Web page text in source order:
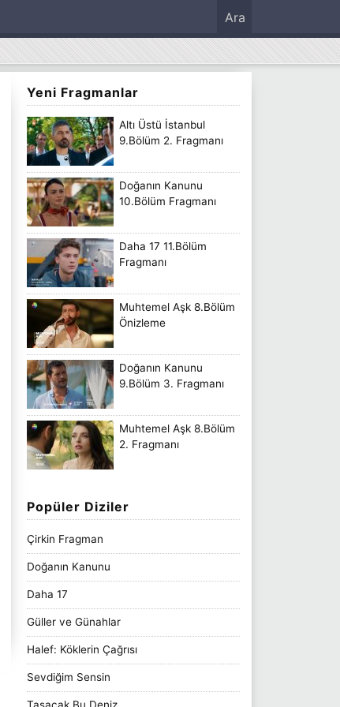
Ara
Yeni Fragmanlar
Altı Üstü İstanbul
9.Bölüm 2. Fragmanı
Doğanın Kanunu
10.Bölüm Fragmanı
Daha 17 11.Bölüm
Fragmanı
Muhtemel Aşk 8.Bölüm
Önizleme
Doğanın Kanunu
9.Bölüm 3. Fragmanı
Muhtemel Aşk 8.Bölüm
2. Fragmanı
Popüler Diziler
Çirkin Fragman
Doğanın Kanunu
Daha 17
Güller ve Günahlar
Halef: Köklerin Çağrısı
Sevdiğim Sensin
Taşacak Bu Deniz